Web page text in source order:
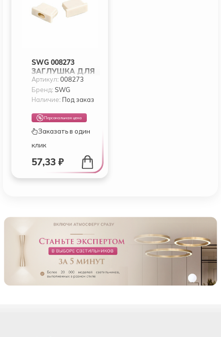
SWG 008273
ЗАГЛУШКА ДЛЯ
ПРОФИЛЯ RC-
2206-ECS
Артикул:008273
Бренд:SWG
Наличие: Под заказ
Персональная цена
Заказать в один
клик
57,33 ₽